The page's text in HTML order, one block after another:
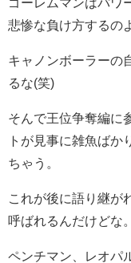
悲惨な負け方するの
キャノンボーラーの
るな(笑)
そんで王位争奪編に
トが見事に雑魚ばか
ちゃう。
これが後に語り継が
呼ばれるんだけどな。
ペンチマン、レオパ